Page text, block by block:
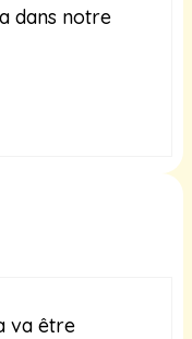
dans notre
va être